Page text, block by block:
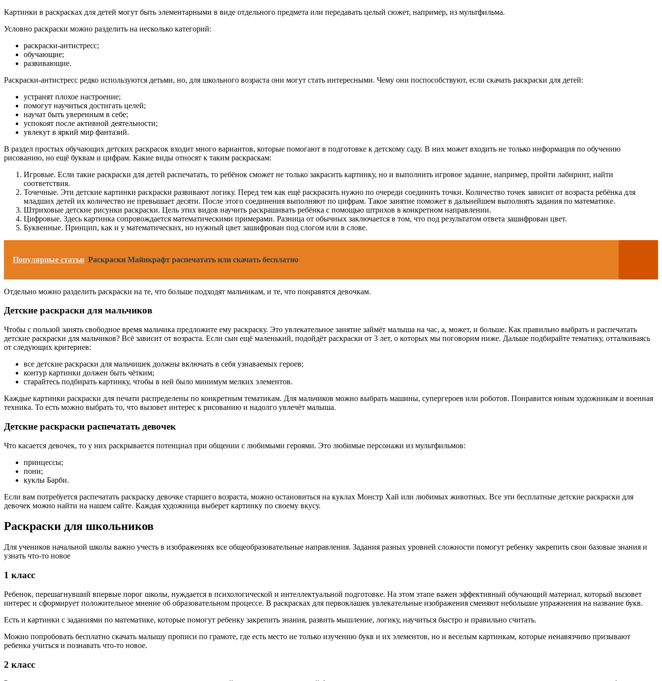
Картинки в раскрасках для детей могут быть элементарными в виде отдельного предмета или передавать целый сюжет, например, из мультфильма.
Условно раскраски можно разделить на несколько категорий:
раскраски-антистресс;
обучающие;
развивающие.
Раскраски-антистресс редко используются детьми, но, для школьного возраста они могут стать интересными. Чему они поспособствуют, если скачать раскраски для детей:
устранят плохое настроение;
помогут научиться достигать целей;
научат быть уверенным в себе;
успокоят после активной деятельности;
увлекут в яркий мир фантазий.
В раздел простых обучающих детских раскрасок входит много вариантов, которые помогают в подготовке к детскому саду. В них может входить не только информация по обучению
рисованию, но ещё буквам и цифрам. Какие виды относят к таким раскраскам:
Игровые. Если такие раскраски для детей распечатать, то ребёнок сможет не только закрасить картинку, но и выполнить игровое задание, например, пройти лабиринт, найти
соответствия.
Точечные. Эти детские картинки раскраски развивают логику. Перед тем как ещё раскрасить нужно по очереди соединить точки. Количество точек зависит от возраста ребёнка для
младших детей их количество не превышает десяти. После этого соединения выполняют по цифрам. Такое занятие поможет в дальнейшем выполнять задания по математике.
Штриховые детские рисунки раскраски. Цель этих видов научить раскрашивать ребёнка с помощью штрихов в конкретном направлении.
Цифровые. Здесь картинка сопровождается математическими примерами. Разница от обычных заключается в том, что под результатом ответа зашифрован цвет.
Буквенные. Принцип, как и у математических, но нужный цвет зашифрован под слогом или в слове.
Популярные статьи Раскраски Майнкрафт распечатать или скачать бесплатно
Отдельно можно разделить раскраски на те, что больше подходят мальчикам, и те, что понравятся девочкам.
Детские раскраски для мальчиков
Чтобы с пользой занять свободное время мальчика предложите ему раскраску. Это увлекательное занятие займёт малыша на час, а, может, и больше. Как правильно выбрать и распечатать
детские раскраски для мальчиков? Всё зависит от возраста. Если сын ещё маленький, подойдёт раскраски от 3 лет, о которых мы поговорим ниже. Дальше подбирайте тематику, отталкиваясь
от следующих критериев:
все детские раскраски для мальчишек должны включать в себя узнаваемых героев;
контур картинки должен быть чётким;
старайтесь подбирать картинку, чтобы в ней было минимум мелких элементов.
Каждые картинки раскраски для печати распределены по конкретным тематикам. Для мальчиков можно выбрать машины, супергероев или роботов. Понравится юным художникам и военная
техника. То есть можно выбрать то, что вызовет интерес к рисованию и надолго увлечёт малыша.
Детские раскраски распечатать девочек
Что касается девочек, то у них раскрывается потенциал при общении с любимыми героями. Это любимые персонажи из мультфильмов:
принцессы;
пони;
куклы Барби.
Если вам потребуется распечатать раскраску девочке старшего возраста, можно остановиться на куклах Монстр Хай или любимых животных. Все эти бесплатные детские раскраски для
девочек можно найти на нашем сайте. Каждая художница выберет картинку по своему вкусу.
Раскраски для школьников
Для учеников начальной школы важно учесть в изображениях все общеобразовательные направления. Задания разных уровней сложности помогут ребенку закрепить свои базовые знания и
узнать что-то новое
1 класс
Ребенок, перешагнувший впервые порог школы, нуждается в психологической и интеллектуальной подготовке. На этом этапе важен эффективный обучающий материал, который вызовет
интерес и сформирует положительное мнение об образовательном процессе. В раскрасках для первоклашек увлекательные изображения сменяют небольшие упражнения на название букв.
Есть и картинки с заданиями по математике, которые помогут ребенку закрепить знания, развить мышление, логику, научиться быстро и правильно считать.
Можно попробовать бесплатно скачать малышу прописи по грамоте, где есть место не только изучению букв и их элементов, но и веселым картинкам, которые ненавязчиво призывают
ребенка учиться и познавать что-то новое.
2 класс